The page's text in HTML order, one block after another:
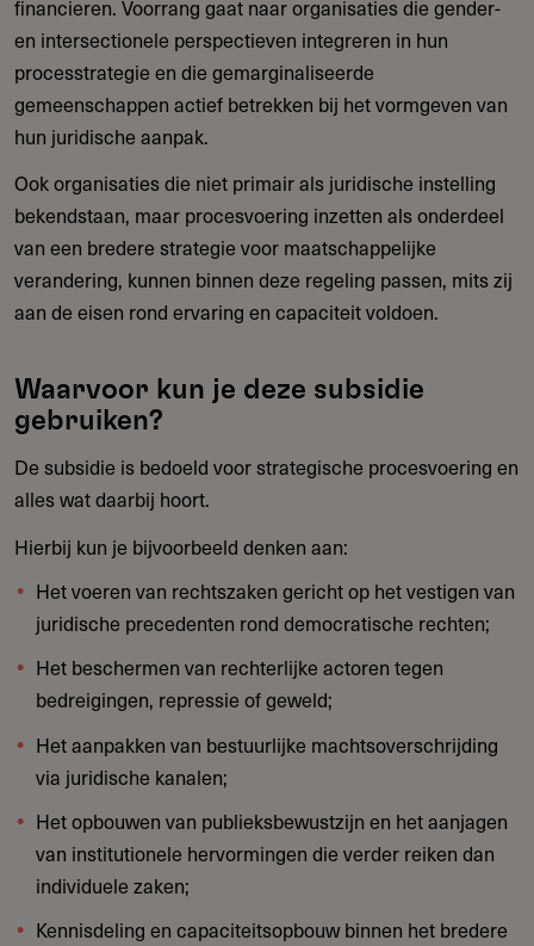
financieren. Voorrang gaat naar organisaties die gender-
en intersectionele perspectieven integreren in hun
processtrategie en die gemarginaliseerde
gemeenschappen actief betrekken bij het vormgeven van
hun juridische aanpak.
Ook organisaties die niet primair als juridische instelling
bekendstaan, maar procesvoering inzetten als onderdeel
van een bredere strategie voor maatschappelijke
verandering, kunnen binnen deze regeling passen, mits zij
aan de eisen rond ervaring en capaciteit voldoen.
Waarvoor kun je deze subsidie
gebruiken?
De subsidie is bedoeld voor strategische procesvoering en
alles wat daarbij hoort.
Hierbij kun je bijvoorbeeld denken aan:
Het voeren van rechtszaken gericht op het vestigen van
juridische precedenten rond democratische rechten;
Het beschermen van rechterlijke actoren tegen
bedreigingen, repressie of geweld;
Het aanpakken van bestuurlijke machtsoverschrijding
via juridische kanalen;
Het opbouwen van publieksbewustzijn en het aanjagen
van institutionele hervormingen die verder reiken dan
individuele zaken;
Kennisdeling en capaciteitsopbouw binnen het bredere